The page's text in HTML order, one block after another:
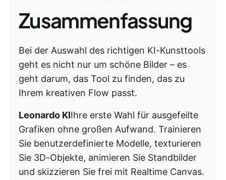
Zusammenfassung
Bei der Auswahl des richtigen KI-Kunsttools
geht es nicht nur um schöne Bilder – es
geht darum, das Tool zu finden, das zu
Ihrem kreativen Flow passt.
Leonardo KIIhre erste Wahl für ausgefeilte
Grafiken ohne großen Aufwand. Trainieren
Sie benutzerdefinierte Modelle, texturieren
Sie 3D-Objekte, animieren Sie Standbilder
und skizzieren Sie frei mit Realtime Canvas.